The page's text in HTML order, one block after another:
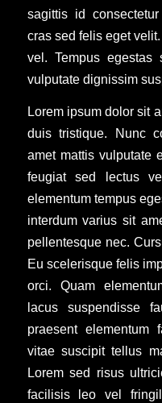
sagittis id
cras sed felis eget
vel. Tempus
vulputate dignissim
Lorem ipsum dolor sit
duis tristique. Nunc
amet mattis vulputate
feugiat sed lectus
elementum tempus
interdum varius sit
pellentesque nec.
Eu scelerisque felis
orci. Quam
lacus suspendisse
praesent
vitae suscipit tellus
Lorem sed risus
facilisis leo vel